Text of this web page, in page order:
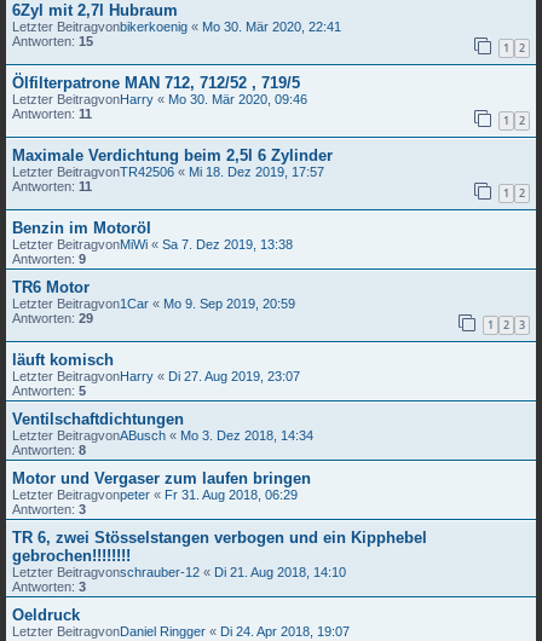
6Zyl mit 2,7l Hubraum
Letzter Beitragvonbikerkoenig « Mo 30. Mär 2020, 22:41
Antworten: 15 1 2
Ölfilterpatrone MAN 712, 712/52 , 719/5
Letzter BeitragvonHarry « Mo 30. Mär 2020, 09:46
Antworten: 11 1 2
Maximale Verdichtung beim 2,5l 6 Zylinder
Letzter BeitragvonTR42506 « Mi 18. Dez 2019, 17:57
Antworten: 11 1 2
Benzin im Motoröl
Letzter BeitragvonMiWi « Sa 7. Dez 2019, 13:38
Antworten: 9
TR6 Motor
Letzter Beitragvon1Car « Mo 9. Sep 2019, 20:59
Antworten: 29 1 2 3
läuft komisch
Letzter BeitragvonHarry « Di 27. Aug 2019, 23:07
Antworten: 5
Ventilschaftdichtungen
Letzter BeitragvonABusch « Mo 3. Dez 2018, 14:34
Antworten: 8
Motor und Vergaser zum laufen bringen
Letzter Beitragvonpeter « Fr 31. Aug 2018, 06:29
Antworten: 3
TR 6, zwei Stösselstangen verbogen und ein Kipphebel
gebrochen!!!!!!!!
Letzter Beitragvonschrauber-12 « Di 21. Aug 2018, 14:10
Antworten: 3
Oeldruck
Letzter BeitragvonDaniel Ringger « Di 24. Apr 2018, 19:07